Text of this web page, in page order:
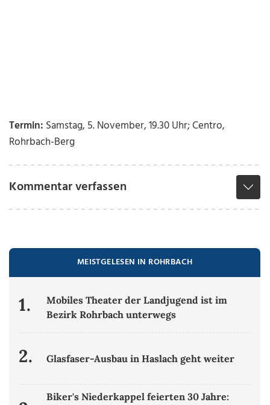
Termin: Samstag, 5. November, 19.30 Uhr; Centro,
Rohrbach-Berg
Kommentar verfassen
MEISTGELESEN IN ROHRBACH
1.
Mobiles Theater der Landjugend ist im
Bezirk Rohrbach unterwegs
2. Glasfaser-Ausbau in Haslach geht weiter
Biker's Niederkappel feierten 30 Jahre: